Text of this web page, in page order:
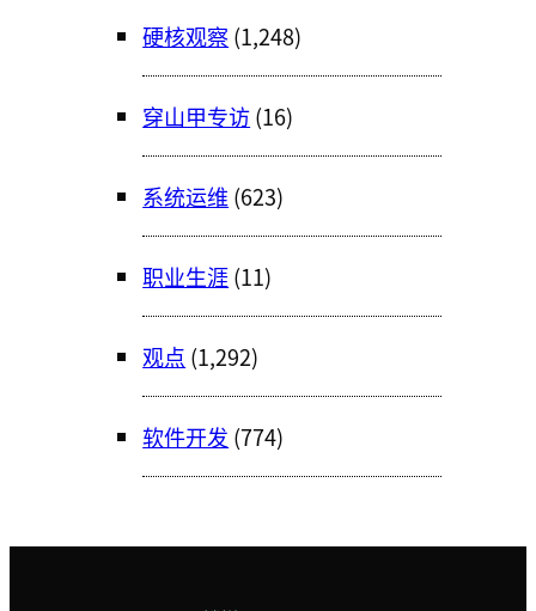
硬核观察(1,248)
穿山甲专访(16)
系统运维 (623)
职业生涯(11)
观点 (1,292)
软件开发 (774)